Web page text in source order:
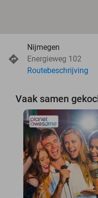
Nijmegen
Energieweg 102
Routebeschrijving
Vaak samen